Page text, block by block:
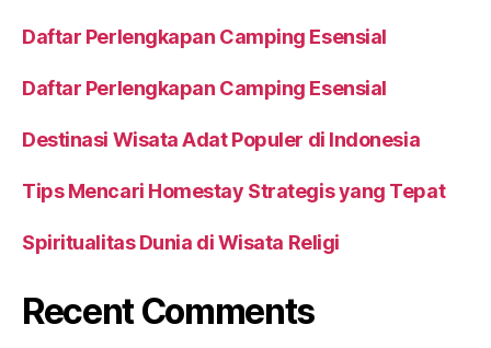
Daftar Perlengkapan Camping Esensial
Daftar Perlengkapan Camping Esensial
Destinasi Wisata Adat Populer di Indonesia
Tips Mencari Homestay Strategis yang Tepat
Spiritualitas Dunia di Wisata Religi
Recent Comments